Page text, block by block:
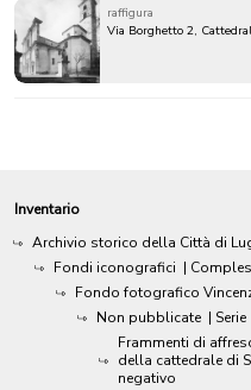
raffigura
Via Borghetto 2,
Inventario
Archivio storico della Città di
Fondi iconografici |
Fondo fotografico
Non pubblicate | Serie
Frammenti di
della cattedrale di
negativo